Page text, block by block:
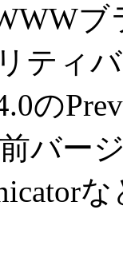
ブ
ティ
の
バー